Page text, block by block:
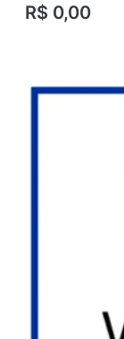
R$ 0,00